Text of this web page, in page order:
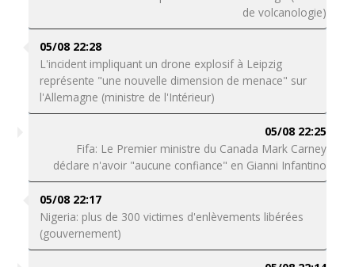
de volcanologie)
05/08 22:28
L'incident impliquant un drone explosif à Leipzig
représente "une nouvelle dimension de menace" sur
l'Allemagne (ministre de l'Intérieur)
05/08 22:25
Fifa: Le Premier ministre du Canada Mark Carney
déclare n'avoir "aucune confiance" en Gianni Infantino
05/08 22:17
Nigeria: plus de 300 victimes d'enlèvements libérées
(gouvernement)